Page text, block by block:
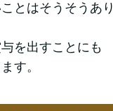
とはそうそうあり
を出すことにも
す。